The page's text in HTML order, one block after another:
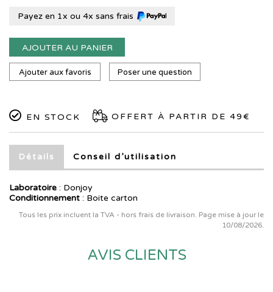
Payez en 1x ou 4x sans frais
AJOUTER AU PANIER
Ajouter aux favoris Poser une question
EN STOCK OFFERT À PARTIR DE 49€
Détails Conseil d’utilisation
Laboratoire : Donjoy
Conditionnement : Boite carton
Tous les prix incluent la TVA - hors frais de livraison. Page mise à jour le
10/08/2026.
AVIS CLIENTS